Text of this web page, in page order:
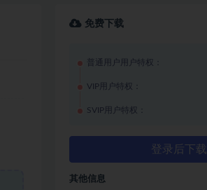
免费下载
普通用户用户特权：
VIP用户特权：
SVIP用户特权：
登录后下载
其他信息